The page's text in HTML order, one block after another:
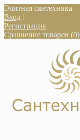
Элитная сантехника
Вход |
Регистрация
Сравнение товаров (0)